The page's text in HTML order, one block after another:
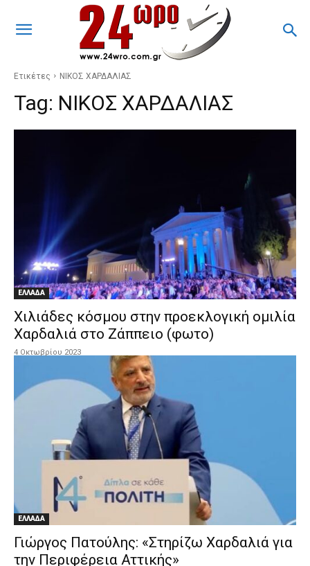
Ετικέτες ΝΙΚΟΣ ΧΑΡΔΑΛΙΑΣ
Tag: ΝΙΚΟΣ ΧΑΡΔΑΛΙΑΣ
ΕΛΛΑΔΑ
Χιλιάδες κόσμου στην προεκλογική ομιλία
Χαρδαλιά στο Ζάππειο (φωτο)
4 Οκτωβρίου 2023
ΕΛΛΑΔΑ
Γιώργος Πατούλης: «Στηρίζω Χαρδαλιά για
την Περιφέρεια Αττικής»